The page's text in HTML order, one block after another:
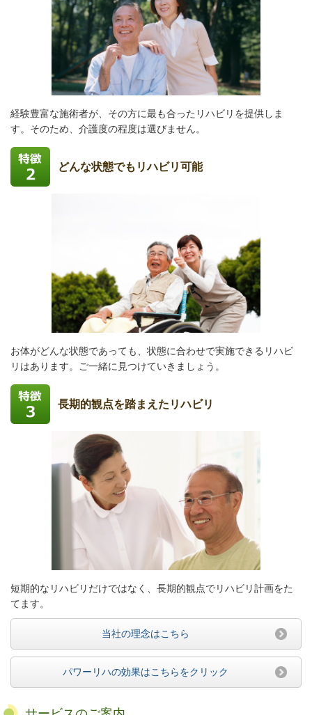
経験豊富な施術者が、その方に最も合ったリハビリを提供しま
す。そのため、介護度の程度は選びません。
どんな状態でもリハビリ可能
お体がどんな状態であっても、状態に合わせで実施できるリハビ
リはあります。ご一緒に見つけていきましょう。
長期的観点を踏まえたリハビリ
短期的なリハビリだけではなく、長期的観点でリハビリ計画をた
てます。
当社の理念はこちら
パワーリハの効果はこちらをクリック